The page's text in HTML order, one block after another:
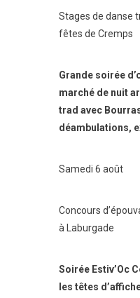
Stages de danse
fêtes de Cremps
Grande soirée
marché de nuit
trad avec
déambulations,
Samedi 6 août
Concours
à Laburgade
Soirée Estiv’Oc
les têtes